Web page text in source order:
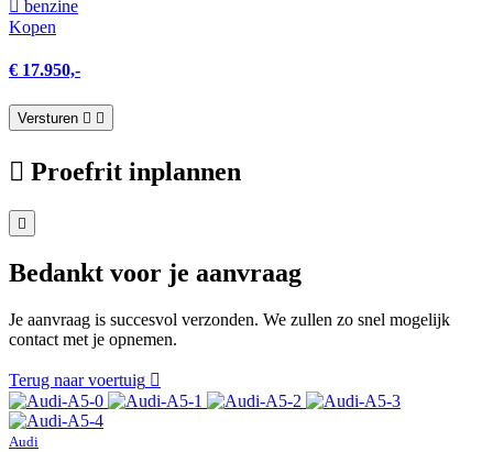
benzine
Kopen
€ 17.950,-
Versturen
Proefrit inplannen
Bedankt voor je aanvraag
Je aanvraag is succesvol verzonden. We zullen zo snel mogelijk
contact met je opnemen.
Terug naar voertuig
Audi